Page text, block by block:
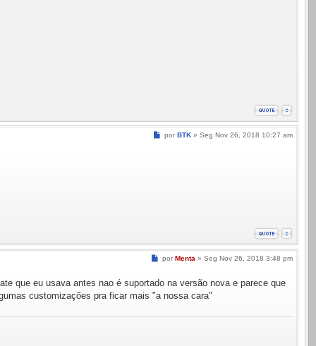
Mensagem
por BTK » Seg Nov 26, 2018 10:27 am
Mensagem
por Menta » Seg Nov 26, 2018 3:48 pm
que eu usava antes nao é suportado na versão nova e parece que
customizações pra ficar mais "a nossa cara"